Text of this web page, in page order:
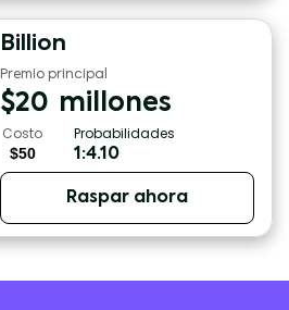
Billion
Premio principal
$20 millones
Costo
$50
Probabilidades
1:4.10
Raspar ahora